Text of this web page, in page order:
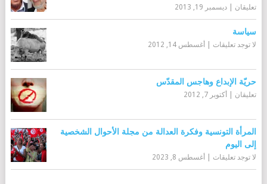
تعليقان ديسمبر 19, 2013
سياسة
لا توجد تعليقات أغسطس 14, 2012
حريّة الإبداع وهاجس المقدّس
تعليقان أكتوبر 7, 2012
المرأة التونسية وفكرة العدالة من مجلة الأحوال الشخصية
إلى اليوم
لا توجد تعليقات أغسطس 8, 2023